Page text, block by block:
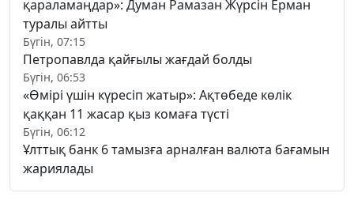
қараламаңдар»: Думан Рамазан Жүрсін Ерман
туралы айтты
Бүгін, 07:15
Петропавлда қайғылы жағдай болды
Бүгін, 06:53
«Өмірі үшін күресіп жатыр»: Ақтөбеде көлік
қаққан 11 жасар қыз комаға түсті
Бүгін, 06:12
Ұлттық банк 6 тамызға арналған валюта бағамын
жариялады